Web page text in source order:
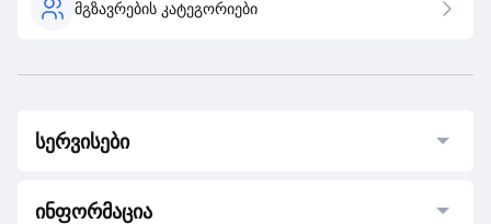
მგზავრების კატეგორიები
სერვისები
ინფორმაცია